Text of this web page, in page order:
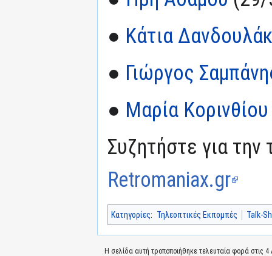
● Κάτια
● Γιώργος
● Μαρία Κορινθίου
Συζητήστε για την
Retromaniax.gr
Κατηγορίες: Τηλεοπτικές Εκπομπές Talk-
Η σελίδα αυτή τροποποιήθηκε τελευταία φορά στις 4